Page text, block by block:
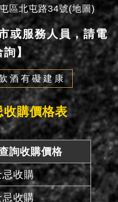
區北屯路34號(地圖)
或服務人員，請電
】
酒有礙建康
收購價格表
詢收購價格
收購
收購